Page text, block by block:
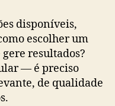
disponíveis,
escolher um
resultados?
— é preciso
de qualidade